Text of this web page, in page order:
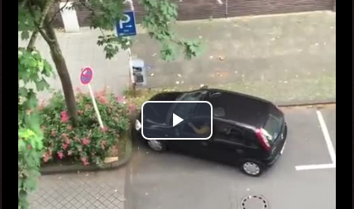
Play
Video